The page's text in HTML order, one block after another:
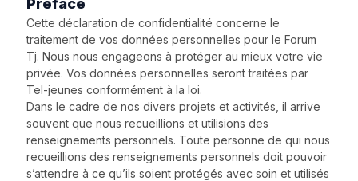
Préface
Cette déclaration de confidentialité concerne le
traitement de vos données personnelles pour le Forum
Tj. Nous nous engageons à protéger au mieux votre vie
privée. Vos données personnelles seront traitées par
Tel-jeunes conformément à la loi.
Dans le cadre de nos divers projets et activités, il arrive
souvent que nous recueillions et utilisions des
renseignements personnels. Toute personne de qui nous
recueillions des renseignements personnels doit pouvoir
s’attendre à ce qu’ils soient protégés avec soin et utilisés